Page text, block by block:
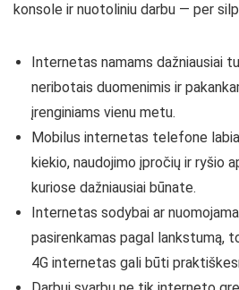
konsole ir nuotoliniu darbu — per
Internetas namams dažniausiai
neribotais duomenimis ir
įrenginiams vienu metu.
Mobilus internetas telefone
kiekio, naudojimo įpročių ir ryšio
kuriose dažniausiai būnate.
Internetas sodybai ar
pasirenkamas pagal lankstumą,
4G internetas gali būti